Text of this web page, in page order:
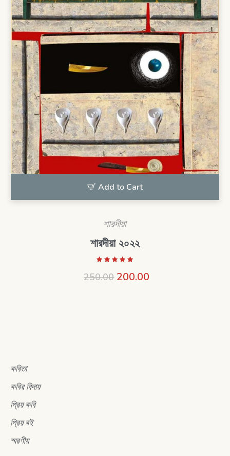
Add to Cart
শারদীয়া
শারদীয়া ২০২২
250.00 200.00
কবিতা
কবির বিদায়
প্রিয় কবি
প্রিয় বই
স্মরণীয়